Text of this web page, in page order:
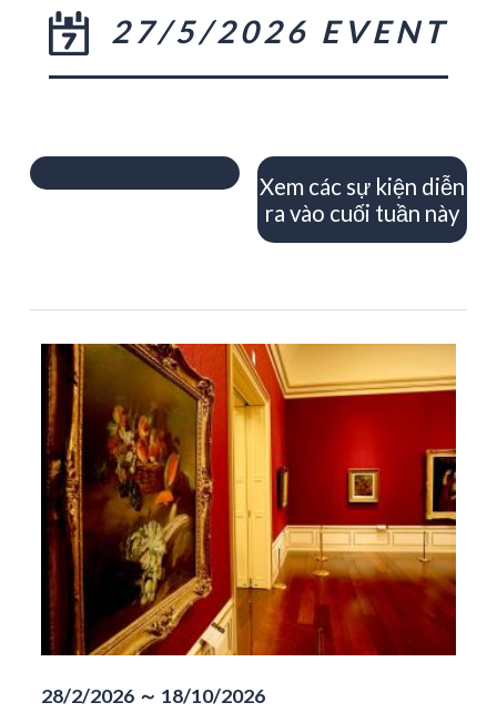
27/5/2026 EVENT
Xem các sự kiện diễn
ra vào cuối tuần này
28/2/2026 ～ 18/10/2026